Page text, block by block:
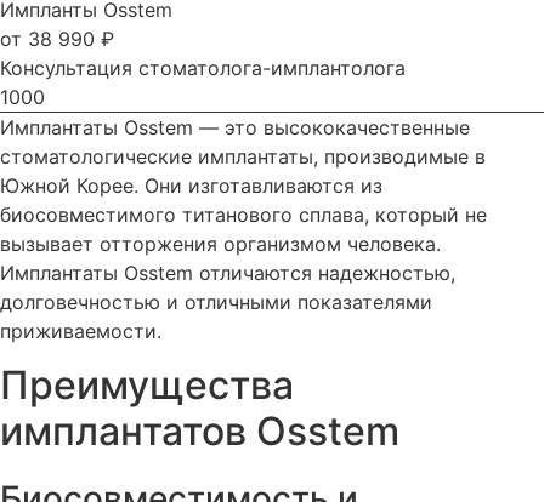
Импланты Osstem
от 38 990 ₽
Консультация стоматолога-имплантолога
1000
Имплантаты Osstem — это высококачественные
стоматологические имплантаты, производимые в
Южной Корее. Они изготавливаются из
биосовместимого титанового сплава, который не
вызывает отторжения организмом человека.
Имплантаты Osstem отличаются надежностью,
долговечностью и отличными показателями
приживаемости.
Преимущества
имплантатов Osstem